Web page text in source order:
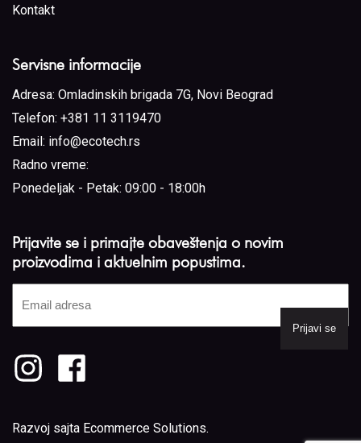
Kontakt
Servisne informacije
Adresa: Omladinskih brigada 7G, Novi Beograd
Telefon: +381 11 3119470
Email: info@ecotech.rs
Radno vreme:
Ponedeljak - Petak: 09:00 - 18:00h
Prijavite se i primajte obaveštenja o novim
proizvodima i aktuelnim popustima.
adresa
Razvoj sajta Ecommerce Solutions.